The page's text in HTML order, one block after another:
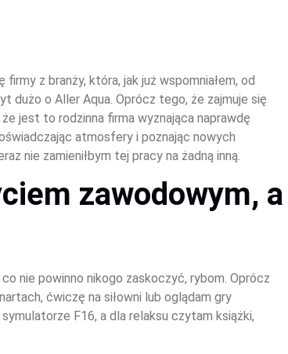
z branży, która, jak już wspomniałem, od
dużo o Aller Aqua. Oprócz tego, że zajmuje się
jest to rodzinna firma wyznająca naprawdę
atmosfery i poznając nowych
nie zamieniłbym tej pracy na żadną inną.
zawodowym, a
nie powinno nikogo zaskoczyć, rybom. Oprócz
ćwiczę na siłowni lub oglądam gry
F16, a dla relaksu czytam książki,